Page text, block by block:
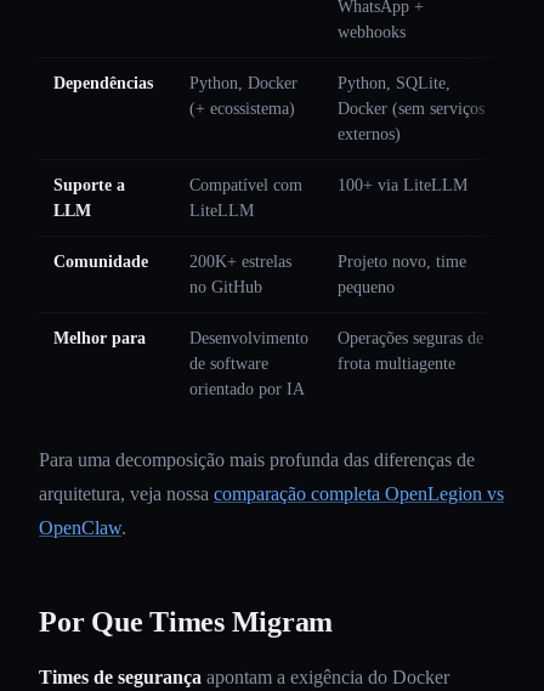
WhatsApp +
webhooks
Dependências
Python, Docker
(+ ecossistema)
Python, SQLite,
Docker (sem serviços
externos)
Suporte a
LLM
Compatível com
LiteLLM
100+ via LiteLLM
Comunidade
200K+ estrelas
no GitHub
Projeto novo, time
pequeno
Melhor para
Desenvolvimento
de software
orientado por IA
Operações seguras de
frota multiagente
Para uma decomposição mais profunda das diferenças de
arquitetura, veja nossa comparação completa OpenLegion vs
OpenClaw.
Por Que Times Migram
Times de segurança apontam a exigência do Docker